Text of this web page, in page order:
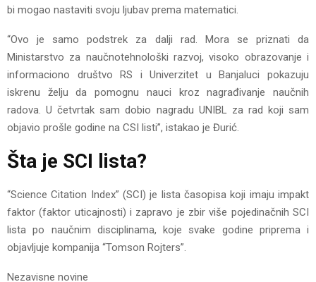
bi mogao nastaviti svoju ljubav prema matematici.
“Ovo je samo podstrek za dalji rad. Mora se priznati da
Ministarstvo za naučnotehnološki razvoj, visoko obrazovanje i
informaciono društvo RS i Univerzitet u Banjaluci pokazuju
iskrenu želju da pomognu nauci kroz nagrađivanje naučnih
radova. U četvrtak sam dobio nagradu UNIBL za rad koji sam
objavio prošle godine na CSI listi”, istakao je Đurić.
Šta je SCI lista?
“Science Citation Index” (SCI) je lista časopisa koji imaju impakt
faktor (faktor uticajnosti) i zapravo je zbir više pojedinačnih SCI
lista po naučnim disciplinama, koje svake godine priprema i
objavljuje kompanija “Tomson Rojters”.
Nezavisne novine